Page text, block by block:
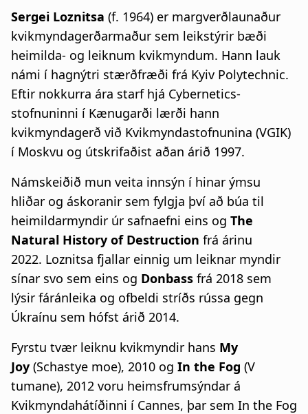
Sergei Loznitsa (f. 1964) er margverðlaunaður
kvikmyndagerðarmaður sem leikstýrir bæði
heimilda- og leiknum kvikmyndum. Hann lauk
námi í hagnýtri stærðfræði frá Kyiv Polytechnic.
Eftir nokkurra ára starf hjá Cybernetics-
stofnuninni í Kænugarði lærði hann
kvikmyndagerð við Kvikmyndastofnunina (VGIK)
í Moskvu og útskrifaðist aðan árið 1997.
Námskeiðið mun veita innsýn í hinar ýmsu
hliðar og áskoranir sem fylgja því að búa til
heimildarmyndir úr safnaefni eins og The
Natural History of Destruction frá árinu
2022. Loznitsa fjallar einnig um leiknar myndir
sínar svo sem eins og Donbass frá 2018 sem
lýsir fáránleika og ofbeldi stríðs rússa gegn
Úkraínu sem hófst árið 2014.
Fyrstu tvær leiknu kvikmyndir hans My
Joy (Schastye moe), 2010 og In the Fog (V
tumane), 2012 voru heimsfrumsýndar á
Kvikmyndahátíðinni í Cannes, þar sem In the Fog